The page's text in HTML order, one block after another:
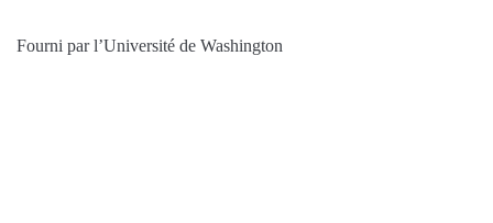
Fourni par l’Université de Washington